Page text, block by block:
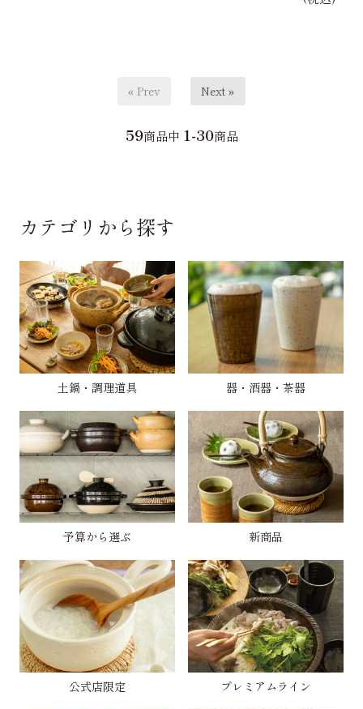
« Prev Next »
59商品中 1-30商品
カテゴリから探す
土鍋・調理道具 器・酒器・茶器
予算から選ぶ 新商品
公式店限定 プレミアムライン